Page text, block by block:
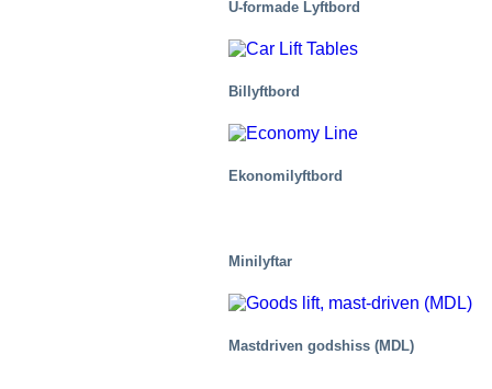
U-formade Lyftbord
Billyftbord
Ekonomilyftbord
Minilyftar
Mastdriven godshiss (MDL)